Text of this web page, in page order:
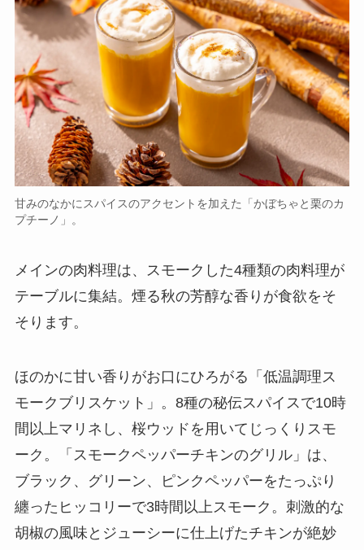
甘みのなかにスパイスのアクセントを加えた「かぼちゃと栗のカ
プチーノ」。
メインの肉料理は、スモークした4種類の肉料理が
テーブルに集結。煙る秋の芳醇な香りが食欲をそ
そります。
ほのかに甘い香りがお口にひろがる「低温調理ス
モークブリスケット」。8種の秘伝スパイスで10時
間以上マリネし、桜ウッドを用いてじっくりスモ
ーク。「スモークペッパーチキンのグリル」は、
ブラック、グリーン、ピンクペッパーをたっぷり
纏ったヒッコリーで3時間以上スモーク。刺激的な
胡椒の風味とジューシーに仕上げたチキンが絶妙